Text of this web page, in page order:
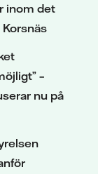
inom det
–
nu på